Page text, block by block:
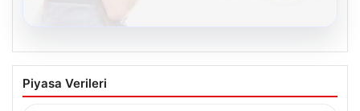
Kelebek.Org İle Çevrim içi İletişimin
Sertifikalı Adresi Ve Muhabbet
Piyasa Verileri